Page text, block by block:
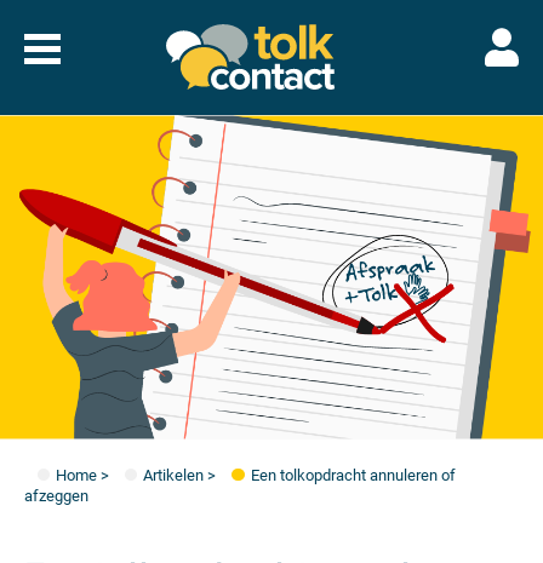
Naar
menu
Home> Artikelen >
Een tolkopdracht annuleren of
afzeggen